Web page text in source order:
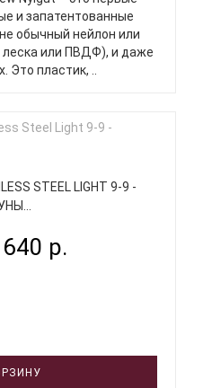
и запатентованные
обычный нейлон или
леска или ПВДФ), и даже
Это пластик, ..
STEEL LIGHT 9-9 -
р.